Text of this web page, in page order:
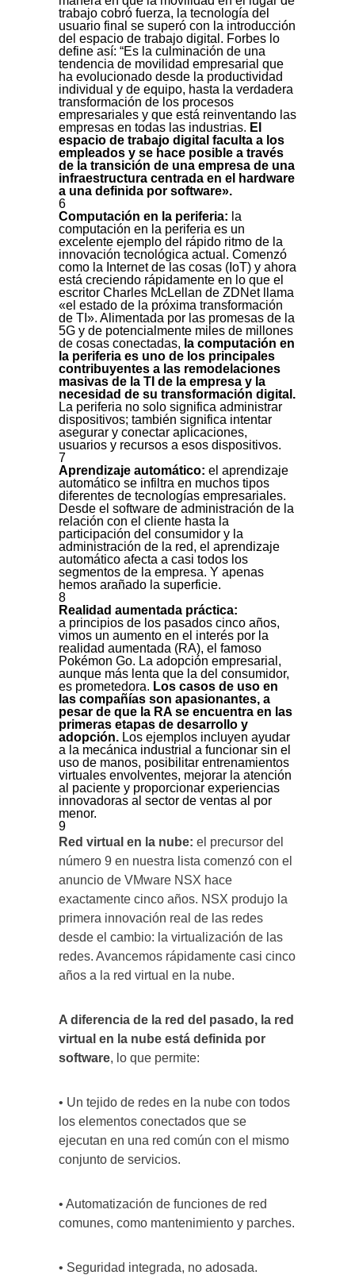
trabajo cobró fuerza, la tecnología del
usuario final se superó con la introducción
del espacio de trabajo digital. Forbes lo
define así: “Es la culminación de una
tendencia de movilidad empresarial que
ha evolucionado desde la productividad
individual y de equipo, hasta la verdadera
transformación de los procesos
empresariales y que está reinventando las
empresas en todas las industrias. El
espacio de trabajo digital faculta a los
empleados y se hace posible a través
de la transición de una empresa de una
infraestructura centrada en el hardware
a una definida por software».
6
Computación en la periferia: la
computación en la periferia es un
excelente ejemplo del rápido ritmo de la
innovación tecnológica actual. Comenzó
como la Internet de las cosas (IoT) y ahora
está creciendo rápidamente en lo que el
escritor Charles McLellan de ZDNet llama
«el estado de la próxima transformación
de TI». Alimentada por las promesas de la
5G y de potencialmente miles de millones
de cosas conectadas, la computación en
la periferia es uno de los principales
contribuyentes a las remodelaciones
masivas de la TI de la empresa y la
necesidad de su transformación digital.
La periferia no solo significa administrar
dispositivos; también significa intentar
asegurar y conectar aplicaciones,
usuarios y recursos a esos dispositivos.
7
Aprendizaje automático: el aprendizaje
automático se infiltra en muchos tipos
diferentes de tecnologías empresariales.
Desde el software de administración de la
relación con el cliente hasta la
participación del consumidor y la
administración de la red, el aprendizaje
automático afecta a casi todos los
segmentos de la empresa. Y apenas
hemos arañado la superficie.
8
Realidad aumentada práctica:
a principios de los pasados cinco años,
vimos un aumento en el interés por la
realidad aumentada (RA), el famoso
Pokémon Go. La adopción empresarial,
aunque más lenta que la del consumidor,
es prometedora. Los casos de uso en
las compañías son apasionantes, a
pesar de que la RA se encuentra en las
primeras etapas de desarrollo y
adopción. Los ejemplos incluyen ayudar
a la mecánica industrial a funcionar sin el
uso de manos, posibilitar entrenamientos
virtuales envolventes, mejorar la atención
al paciente y proporcionar experiencias
innovadoras al sector de ventas al por
menor.
9
Red virtual en la nube: el precursor del
número 9 en nuestra lista comenzó con el
anuncio de VMware NSX hace
exactamente cinco años. NSX produjo la
primera innovación real de las redes
desde el cambio: la virtualización de las
redes. Avancemos rápidamente casi cinco
años a la red virtual en la nube.
A diferencia de la red del pasado, la red
virtual en la nube está definida por
software, lo que permite:
• Un tejido de redes en la nube con todos
los elementos conectados que se
ejecutan en una red común con el mismo
conjunto de servicios.
• Automatización de funciones de red
comunes, como mantenimiento y parches.
• Seguridad integrada, no adosada.